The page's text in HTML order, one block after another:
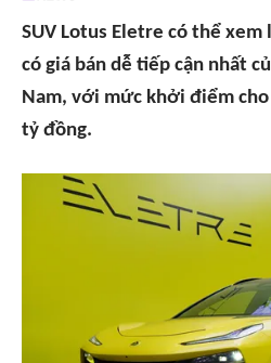
SUV Lotus Eletre có thể
có giá bán dễ tiếp cận nhất
Nam, với mức khởi điểm
tỷ đồng.